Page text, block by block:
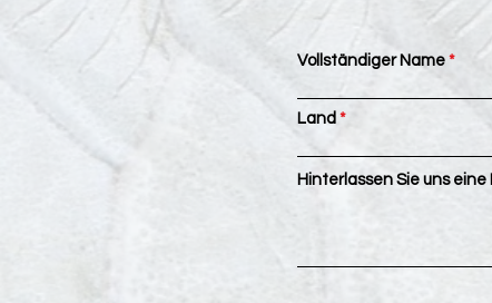
Vollständiger Name
Land
Hinterlassen Sie uns eine